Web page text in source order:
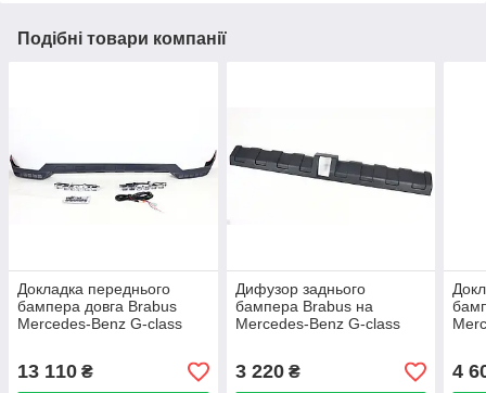
Подібні товари компанії
Докладка переднього
бампера довга Brabus
Mercedes-Benz G-class
13 110 ₴
Дифузор заднього
бампера Brabus на
Mercedes-Benz G-class
3 220₴ 4